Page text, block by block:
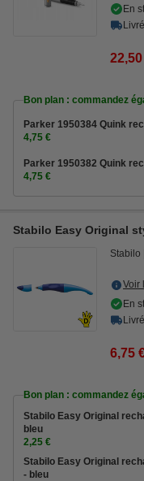
En
Bon plan : commandez
Parker 1950384 Quink
4,75 €
Parker 1950382 Quink
4,75 €
Stabilo Easy Original
Stabilo
Voir
En
6,75
Bon plan : commandez
Stabilo Easy Original
bleu
2,25 €
Stabilo Easy Original
- bleu